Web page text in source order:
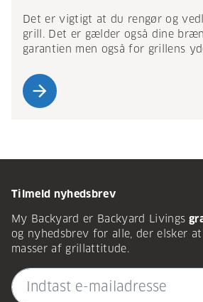
Det er vigtigt at du rengør og
grill. Det er gælder også dine
garantien men også for grillens
arrow_forward
Tilmeld nyhedsbrev
My Backyard er Backyard Livings
og nyhedsbrev for alle, der elsker
masser af grillattitude.